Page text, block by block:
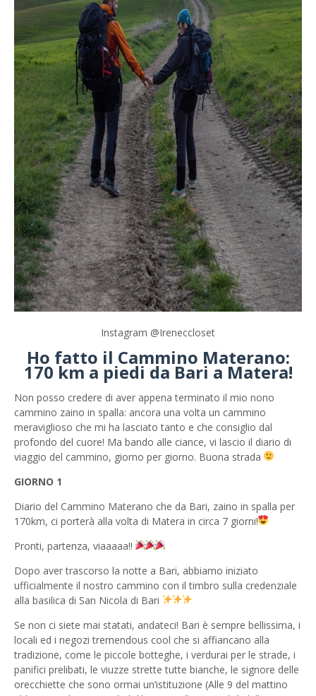
Instagram @Ireneccloset
Ho fatto il Cammino Materano:
170 km a piedi da Bari a Matera!
Non posso credere di aver appena terminato il mio nono
cammino zaino in spalla: ancora una volta un cammino
meraviglioso che mi ha lasciato tanto e che consiglio dal
profondo del cuore! Ma bando alle ciance, vi lascio il diario di
viaggio del cammino, giorno per giorno. Buona strada
GIORNO 1
Diario del Cammino Materano che da Bari, zaino in spalla per
170km, ci porterà alla volta di Matera in circa 7 giorni!
Pronti, partenza, viaaaaa!!
Dopo aver trascorso la notte a Bari, abbiamo iniziato
ufficialmente il nostro cammino con il timbro sulla credenziale
alla basilica di San Nicola di Bari
Se non ci siete mai statati, andateci! Bari è sempre bellissima, i
locali ed i negozi tremendous cool che si affiancano alla
tradizione, come le piccole botteghe, i verdurai per le strade, i
panifici prelibati, le viuzze strette tutte bianche, le signore delle
orecchiette che sono ormai un’istituzione (Alle 9 del mattino